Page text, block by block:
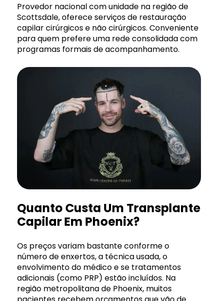
Provedor nacional com unidade na região de
Scottsdale, oferece serviços de restauração
capilar cirúrgicos e não cirúrgicos. Conveniente
para quem prefere uma rede consolidada com
programas formais de acompanhamento.
Quanto Custa Um Transplante
Capilar Em Phoenix?
Os preços variam bastante conforme o
número de enxertos, a técnica usada, o
envolvimento do médico e se tratamentos
adicionais (como PRP) estão incluídos. Na
região metropolitana de Phoenix, muitos